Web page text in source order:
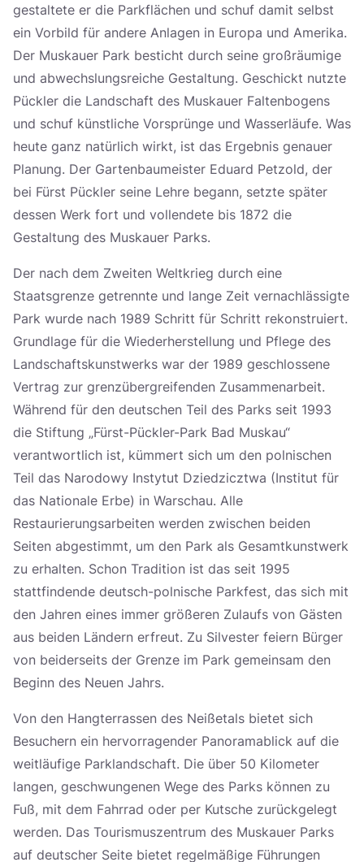
gestaltete er die Parkflächen und schuf damit selbst
ein Vorbild für andere Anlagen in Europa und Amerika.
Der Muskauer Park besticht durch seine großräumige
und abwechslungsreiche Gestaltung. Geschickt nutzte
Pückler die Landschaft des Muskauer Faltenbogens
und schuf künstliche Vorsprünge und Wasserläufe. Was
heute ganz natürlich wirkt, ist das Ergebnis genauer
Planung. Der Gartenbaumeister Eduard Petzold, der
bei Fürst Pückler seine Lehre begann, setzte später
dessen Werk fort und vollendete bis 1872 die
Gestaltung des Muskauer Parks.
Der nach dem Zweiten Weltkrieg durch eine
Staatsgrenze getrennte und lange Zeit vernachlässigte
Park wurde nach 1989 Schritt für Schritt rekonstruiert.
Grundlage für die Wiederherstellung und Pflege des
Landschaftskunstwerks war der 1989 geschlossene
Vertrag zur grenzübergreifenden Zusammenarbeit.
Während für den deutschen Teil des Parks seit 1993
die Stiftung „Fürst-Pückler-Park Bad Muskau“
verantwortlich ist, kümmert sich um den polnischen
Teil das Narodowy Instytut Dziedzicztwa (Institut für
das Nationale Erbe) in Warschau. Alle
Restaurierungsarbeiten werden zwischen beiden
Seiten abgestimmt, um den Park als Gesamtkunstwerk
zu erhalten. Schon Tradition ist das seit 1995
stattfindende deutsch-polnische Parkfest, das sich mit
den Jahren eines immer größeren Zulaufs von Gästen
aus beiden Ländern erfreut. Zu Silvester feiern Bürger
von beiderseits der Grenze im Park gemeinsam den
Beginn des Neuen Jahrs.
Von den Hangterrassen des Neißetals bietet sich
Besuchern ein hervorragender Panoramablick auf die
weitläufige Parklandschaft. Die über 50 Kilometer
langen, geschwungenen Wege des Parks können zu
Fuß, mit dem Fahrrad oder per Kutsche zurückgelegt
werden. Das Tourismuszentrum des Muskauer Parks
auf deutscher Seite bietet regelmäßige Führungen